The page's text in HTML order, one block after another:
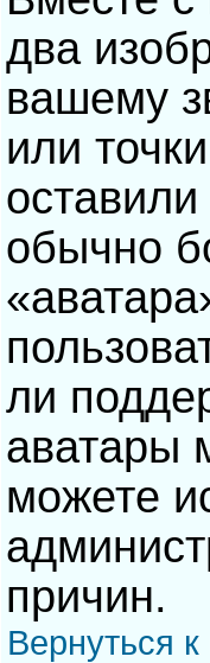
два
вашему
или
обычно
ли
аватары
можете
причин.
Вернуться